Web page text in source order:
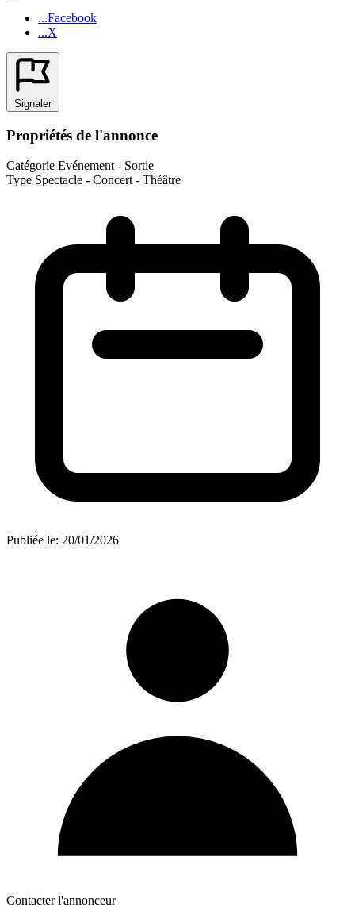
...Facebook
...X
Signaler
Propriétés de l'annonce
Catégorie Evénement - Sortie
Type Spectacle - Concert - Théâtre
Publiée le: 20/01/2026
Contacter l'annonceur